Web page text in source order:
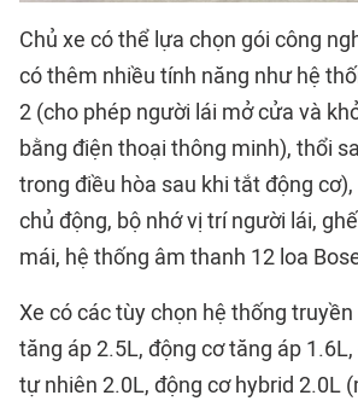
Chủ xe có thể lựa chọn gói công
có thêm nhiều tính năng như hệ
2 (cho phép người lái mở cửa và
bằng điện thoại thông minh), thổi
trong điều hòa sau khi tắt động
chủ động, bộ nhớ vị trí người lái,
mái, hệ thống âm thanh 12 loa
Xe có các tùy chọn hệ thống
tăng áp 2.5L, động cơ tăng áp
tự nhiên 2.0L, động cơ hybrid 2.0L